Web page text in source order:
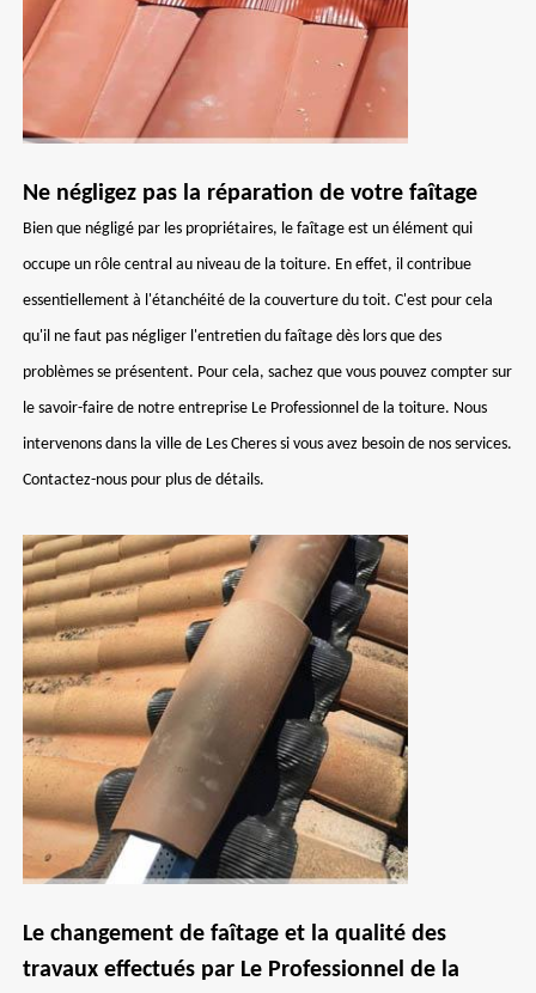
Ne négligez pas la réparation de votre faîtage
Bien que négligé par les propriétaires, le faîtage est un élément qui
occupe un rôle central au niveau de la toiture. En effet, il contribue
essentiellement à l'étanchéité de la couverture du toit. C'est pour cela
qu'il ne faut pas négliger l'entretien du faîtage dès lors que des
problèmes se présentent. Pour cela, sachez que vous pouvez compter sur
le savoir-faire de notre entreprise Le Professionnel de la toiture. Nous
intervenons dans la ville de Les Cheres si vous avez besoin de nos services.
Contactez-nous pour plus de détails.
Le changement de faîtage et la qualité des
travaux effectués par Le Professionnel de la